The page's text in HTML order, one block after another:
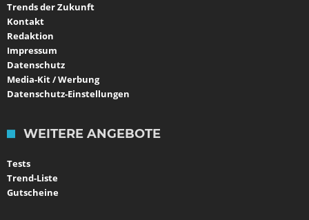
Trends der Zukunft
Kontakt
Redaktion
Impressum
Datenschutz
Media-Kit / Werbung
Datenschutz-Einstellungen
WEITERE ANGEBOTE
Tests
Trend-Liste
Gutscheine